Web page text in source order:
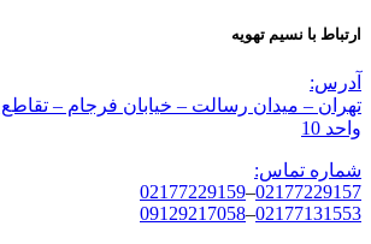
ارتباط با نسیم تهویه
آدرس:
واحد 10
شماره تماس:
02177229157
–
02177229159
02177131553
–
09129217058